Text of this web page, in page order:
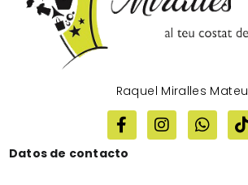
Raquel Miralles Mateu
Datos de contacto